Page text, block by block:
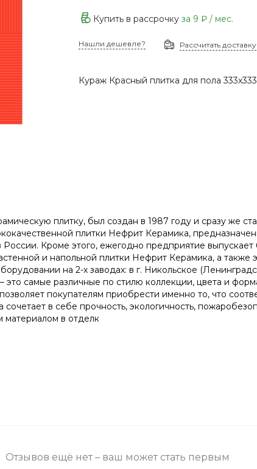
Купить в рассрочку за 9 ₽/ мес.
Нашли дешевле? Рассчитать доставку
Кураж Красный плитка для пола
плитку, был создан в 1987 году и сразу же
плитки Нефрит Керамика,
России. Кроме этого, ежегодно предприятие
и напольной плитки Нефрит Керамика, а также
на 2-х заводах: в г. Никольское
это самые различные по стилю коллекции, цвета и
покупателям приобрести именно то, что
в себе прочность, экологичность,
материалом в отделк
Отзывов ещё нет – ваш может стать первым